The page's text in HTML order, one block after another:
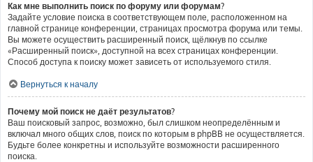
Как мне выполнить поиск по форуму или форумам?
Задайте условие поиска в соответствующем поле, расположенном на
главной странице конференции, страницах просмотра форума или темы.
Вы можете осуществить расширенный поиск, щёлкнув по ссылке
«Расширенный поиск», доступной на всех страницах конференции.
Способ доступа к поиску может зависеть от используемого стиля.
Вернуться к началу
Почему мой поиск не даёт результатов?
Ваш поисковый запрос, возможно, был слишком неопределённым и
включал много общих слов, поиск по которым в phpBB не осуществляется.
Будьте более конкретны и используйте возможности расширенного
поиска.